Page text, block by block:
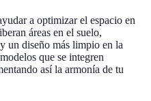
a optimizar el espacio en
áreas en el suelo,
un diseño más limpio en la
que se integren
así la armonía de tu